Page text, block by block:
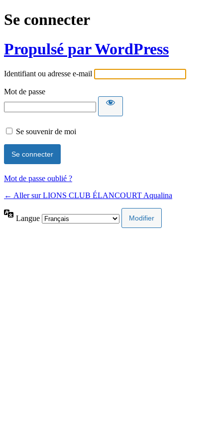
Se connecter
Propulsé par WordPress
Identifiant ou adresse e-mail
Mot de passe
Se souvenir de moi
Mot de passe oublié ?
← Aller sur LIONS CLUB ÉLANCOURT Aqualina
Langue